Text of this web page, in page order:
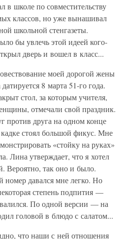
в школе по совместительству
классов, но уже вынашивал
школьной стенгазеты.
бы увлечь этой идеей кого-
дверь и вошел в класс...
моей дорогой жены
8 марта 51-го года.
стол, за которым учителя,
отмечали свой праздник.
друга на одном конце
кадке стоял большой фикус. Мне
«стойку на руках»
Лина утверждает, что я хотел
Вероятно, так оно и было.
давался мне легко. Но
степень подпития —
По одной версии — на
головой в блюдо с салатом...
что наши с ней отношения